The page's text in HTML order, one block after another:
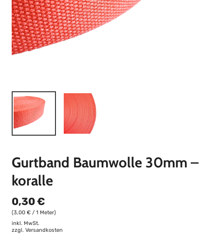
Gurtband Baumwolle 30mm –
koralle
0,30 €
(3,00 € / 1 Meter)
inkl. MwSt.
zzgl. Versandkosten